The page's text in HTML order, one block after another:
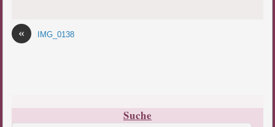
« IMG_0138
Suche